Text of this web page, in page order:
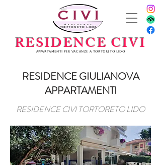
RESIDENCE CIVI
Appartamenti per vacanze a Tortoreto Lido
RESIDENCE GIULIANOVA
APPARTAMENTI
RESIDENCE CIVI TORTORETO LIDO